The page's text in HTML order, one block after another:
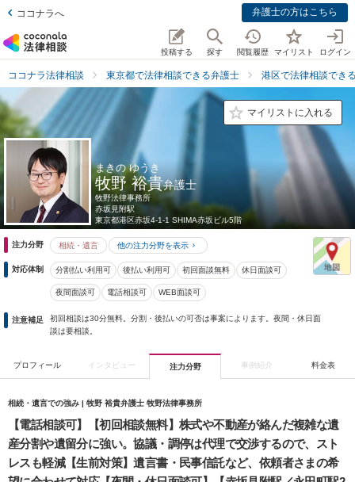
ココナラへ 弁護士の方はこちら
投稿する 探す 閲覧履歴 マイリスト ログイン
ココナラ法律相談 東京都で法律相談できる弁護士 港区で法律相談でき
マイリストに入れる
まきの ゆうき
牧野 裕貴弁護士
牧野法律事務所
赤坂見附駅
東京都港区赤坂4-1-1 SHIMA赤坂ビル5階
注力分野 相続・遺言 他の注力分野を表示
対応体制 分割払い利用可 後払い利用可 初回面談無料 休日面談可
夜間面談可 電話相談可 WEB面談可
注意補足
初回相談は30分無料。分割・後払いの可否は事案によります。夜間・休日面
談は要相談。
プロフィール インタビュー 注力分野 事例紹介 料金表
相続・遺言での強み | 牧野 裕貴弁護士 牧野法律事務所
【電話相談可】【初回相談無料】株式や不動産が絡んだ複雑な遺
産分割や遺留分に強い。協議・調停は代理で交渉するので、スト
レスも軽減【生前対策】遺言書・民事信託など、依頼者さまの希